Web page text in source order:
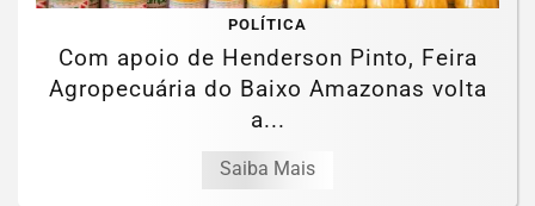
POLÍTICA
Com apoio de Henderson Pinto, Feira
Agropecuária do Baixo Amazonas volta
a...
Saiba Mais